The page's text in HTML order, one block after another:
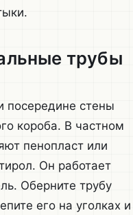
трубы
посередине стены
короба. В частном
пенопласт или
Он работает
Оберните трубу
его на уголках и